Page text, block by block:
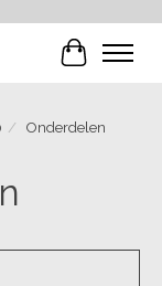
/ Onderdelen